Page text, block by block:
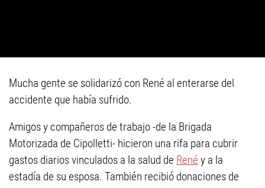
Mucha gente se solidarizó con René al enterarse del
accidente que había sufrido.
Amigos y compañeros de trabajo -de la Brigada
Motorizada de Cipolletti- hicieron una rifa para cubrir
gastos diarios vinculados a la salud de René y a la
estadía de su esposa. También recibió donaciones de